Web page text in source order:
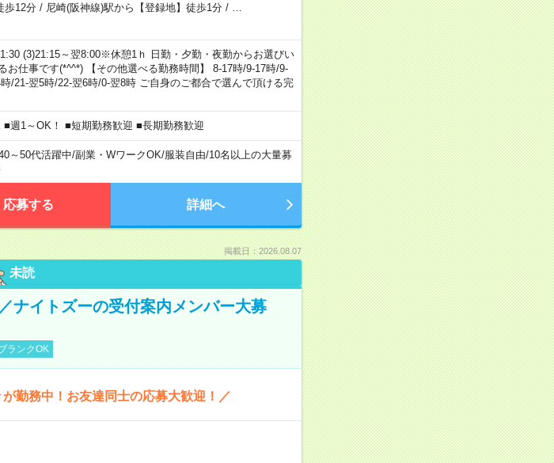
歩12分/ 尼崎(阪神線)駅から【登録地】徒歩1分/
(3)21:15～翌8:00※休憩1ｈ 日勤・夕勤・夜勤からお選びい
お仕事です(*^^*) 【その他選べる勤務時間】 8-17時/9-17時/9-
/21-翌5時/22-翌6時/0-翌8時 ご自身のご都合で選んで頂ける完
週1～OK！ ■短期勤務歓迎 ■長期勤務歓迎
～50代活躍中/副業・WワークOK/服装自由/10名以上の大量募
応募する 詳細へ
掲載日：2026.08.07
未読
イトズーの受付案内メンバー大募
ランクOK
勤務中！お友達同士の応募大歓迎！／